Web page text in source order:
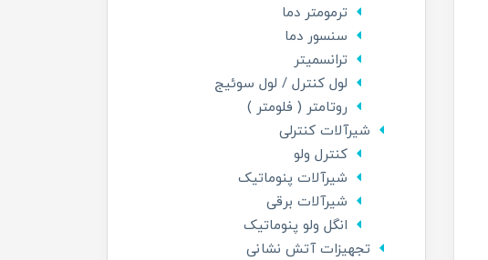
ترمومتر دما
سنسور دما
ترانسمیتر
لول کنترل / لول سوئیج
روتامتر ( فلومتر )
شیرآلات کنترلی
کنترل ولو
شیرآلات پنوماتیک
شیرآلات برقی
انگل ولو پنوماتیک
تجهیزات آتش نشانی